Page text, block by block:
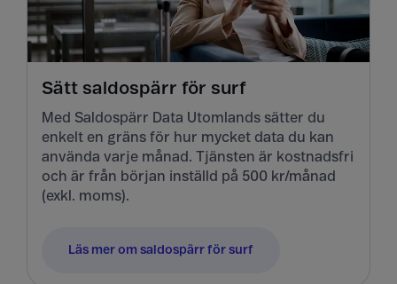
Sätt saldospärr för surf
Med Saldospärr Data Utomlands sätter du
enkelt en gräns för hur mycket data du kan
använda varje månad. Tjänsten är kostnadsfri
och är från början inställd på 500 kr/månad
(exkl. moms).
Läs mer om saldospärr för surf